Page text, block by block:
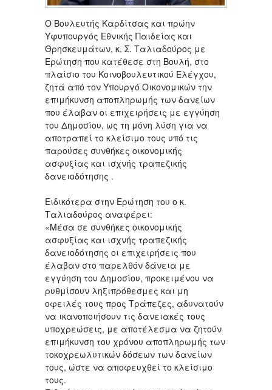
Ο Βουλευτής Καρδίτσας και πρώην
Υφυπουργός Εθνικής Παιδείας και
Θρησκευμάτων, κ. Σ. Ταλιαδούρος με
Ερώτηση που κατέθεσε στη Βουλή, στο
πλαίσιο του Κοινοβουλευτικού Ελέγχου,
ζητά από τον Υπουργό Oικονομικών την
επιμήκυνση αποπληρωμής των δανείων
που έλαβαν οι επιχειρήσεις με εγγύηση
του Δημοσίου, ως τη μόνη λύση για να
αποτραπεί το κλείσιμο τους υπό τις
παρούσες συνθήκες οικονομικής
ασφυξίας και ισχνής τραπεζικής
δανειοδότησης .
Ειδικότερα στην Ερώτηση του ο κ.
Ταλιαδούρος αναφέρει:
«Μέσα σε συνθήκες οικονομικής
ασφυξίας και ισχνής τραπεζικής
δανειοδότησης οι επιχειρήσεις που
έλαβαν στο παρελθόν δάνεια με
εγγύηση του Δημοσίου, προκειμένου να
ρυθμίσουν ληξιπρόθεσμες και μη
οφειλές τους προς Τράπεζες, αδυνατούν
να ικανοποιήσουν τις δανειακές τους
υποχρεώσεις, με αποτέλεσμα να ζητούν
επιμήκυνση του χρόνου αποπληρωμής των
τοκοχρεωλυτικών δόσεων των δανείων
τους, ώστε να αποφευχθεί το κλείσιμο
τους.